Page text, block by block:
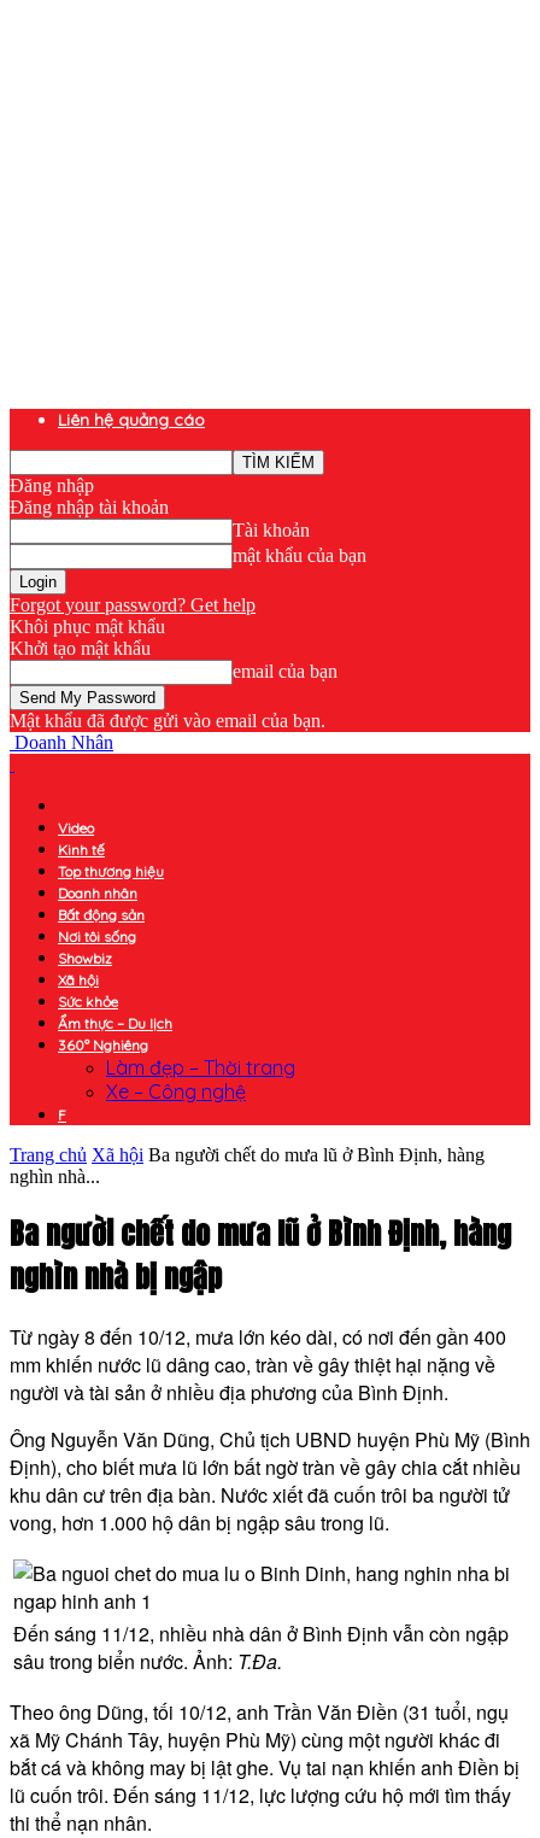
Liên hệ quảng cáo
Đăng nhập
Đăng nhập tài khoản
Tài khoản
mật khẩu của bạn
Forgot your password? Get help
Khôi phục mật khẩu
Khởi tạo mật khẩu
email của bạn
Mật khẩu đã được gửi vào email của bạn.
Doanh Nhân
Video
Kinh tế
Top thương hiệu
Doanh nhân
Bất động sản
Nơi tôi sống
Showbiz
Xã hội
Sức khỏe
Ẩm thực – Du lịch
360° Nghiêng
Làm đẹp – Thời trang
Xe – Công nghệ
F
Trang chủ Xã hội Ba người chết do mưa lũ ở Bình Định, hàng
nghìn nhà...
Ba người chết do mưa lũ ở Bình Định, hàng
nghìn nhà bị ngập
Từ ngày 8 đến 10/12, mưa lớn kéo dài, có nơi đến gần 400
mm khiến nước lũ dâng cao, tràn về gây thiệt hại nặng về
người và tài sản ở nhiều địa phương của Bình Định.
Ông Nguyễn Văn Dũng, Chủ tịch UBND huyện Phù Mỹ (Bình
Định), cho biết mưa lũ lớn bất ngờ tràn về gây chia cắt nhiều
khu dân cư trên địa bàn. Nước xiết đã cuốn trôi ba người tử
vong, hơn 1.000 hộ dân bị ngập sâu trong lũ.
Đến sáng 11/12, nhiều nhà dân ở Bình Định vẫn còn ngập
sâu trong biển nước. Ảnh: T.Đa.
Theo ông Dũng, tối 10/12, anh Trần Văn Điền (31 tuổi, ngụ
xã Mỹ Chánh Tây, huyện Phù Mỹ) cùng một người khác đi
bắt cá và không may bị lật ghe. Vụ tai nạn khiến anh Điền bị
lũ cuốn trôi. Đến sáng 11/12, lực lượng cứu hộ mới tìm thấy
thi thể nạn nhân.